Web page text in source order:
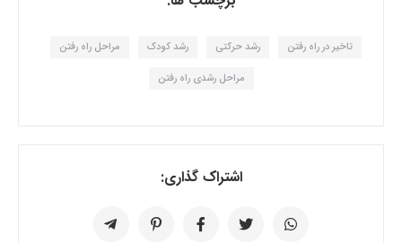
تاخیر در راه رفتن رشد حرکتی رشد کودک مراحل راه رفتن
مراحل رشدی راه رفتن
اشتراک گذاری: